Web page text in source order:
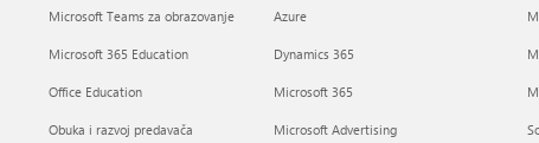
Microsoft Teams za obrazovanje
Microsoft 365 Education
Office Education
Obuka i razvoj predavača
Azure
Dynamics 365
Microsoft 365
Microsoft Advertising